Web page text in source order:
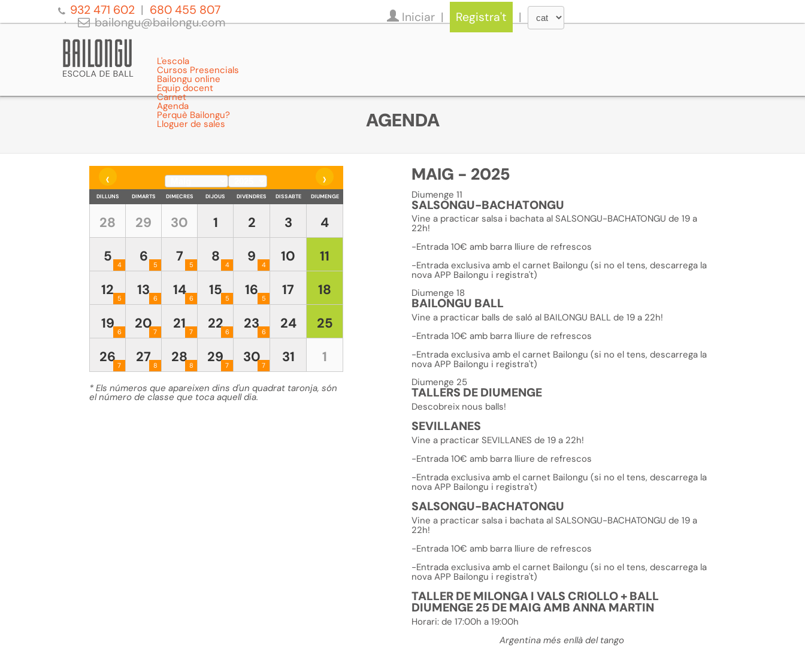
932 471 602
680 455 807
bailongu@bailongu.com
Iniciar Registra't
L'escola
Cursos Presencials
Bailongu online
Equip docent
Carnet
Agenda
Perquè Bailongu?
Lloguer de sales AGENDA
‹ ›
DILLUNS DIMARTS DIMECRES DIJOUS DIVENDRES DISSABTE DIUMENGE
28 29 30 1 2 3
4
5
4 6 5 7 5 8 4 9 4 10
11
12 5 13 6 14 6 15 5 16 5 17
18
19 6 207 21 7 22 6 23 6 24
25
26 7 27 8 28 8 29 7 307 31 1
* Els números que apareixen dins d'un quadrat taronja, són
el número de classe que toca aquell dia.
MAIG - 2025
Diumenge 11
SALSONGU-BACHATONGU
Vine a practicar salsa i bachata al SALSONGU-BACHATONGU de 19 a
22h!
-Entrada 10€ amb barra lliure de refrescos
-Entrada exclusiva amb el carnet Bailongu (si no el tens, descarrega la
nova APP Bailongu i registra't)
Diumenge 18
BAILONGU BALL
Vine a practicar balls de saló al BAILONGU BALL de 19 a 22h!
-Entrada 10€ amb barra lliure de refrescos
-Entrada exclusiva amb el carnet Bailongu (si no el tens, descarrega la
nova APP Bailongu i registra't)
Diumenge 25
TALLERS DE DIUMENGE
Descobreix nous balls!
SEVILLANES
Vine a practicar SEVILLANES de 19 a 22h!
-Entrada 10€ amb barra lliure de refrescos
-Entrada exclusiva amb el carnet Bailongu (si no el tens, descarrega la
nova APP Bailongu i registra't)
SALSONGU-BACHATONGU
Vine a practicar salsa i bachata al SALSONGU-BACHATONGU de 19 a
22h!
-Entrada 10€ amb barra lliure de refrescos
-Entrada exclusiva amb el carnet Bailongu (si no el tens, descarrega la
nova APP Bailongu i registra't)
TALLER DE MILONGA I VALS CRIOLLO + BALL
DIUMENGE 25 DE MAIG AMB ANNA MARTIN
Horari:de 17:00h a 19:00h
Argentina més enllà del tango